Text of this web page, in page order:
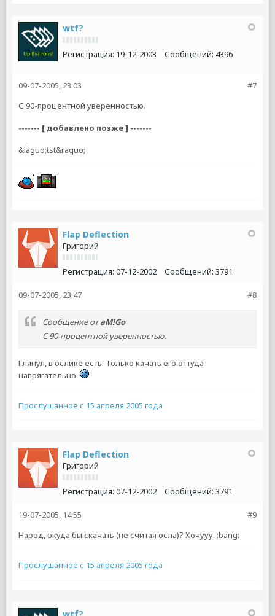
wtf?
Регистрация: 19-12-2003 Сообщений: 4396
#7
09-07-2005, 23:03
С 90-процентной уверенностью.
------- [ добавлено позже ] -------
&laguo;tst&raquo;
Flap Deflection
Григорий
Регистрация: 07-12-2002 Сообщений: 3791
#8
09-07-2005, 23:47
Сообщение отaM!Go
С 90-процентной уверенностью.
Глянул, в ослике есть. Только качать его оттуда
напрягательно.
Прослушанное с 15 апреля 2005 года
Flap Deflection
Григорий
Регистрация: 07-12-2002 Сообщений: 3791
#9
19-07-2005, 14:55
Народ, окуда бы скачать (не считая осла)? Хочууу. :bang:
Прослушанное с 15 апреля 2005 года